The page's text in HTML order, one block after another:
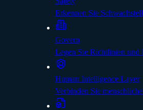
Erkennen Sie
Govern
Legen Sie Richtlinien
Human Intelligence Layer
Verbinden Sie